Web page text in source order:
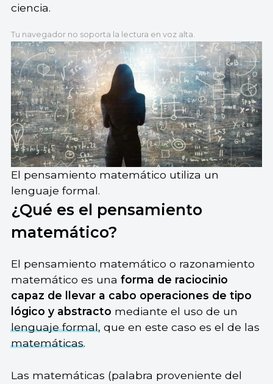
ciencia.
Tu navegador no soporta la lectura en voz alta.
El pensamiento matemático utiliza un
lenguaje formal.
¿Qué es el pensamiento
matemático?
El pensamiento matemático o razonamiento
matemático es una forma de raciocinio
capaz de llevar a cabo operaciones de tipo
lógico y abstracto mediante el uso de un
lenguaje formal, que en este caso es el de las
matemáticas.
Las matemáticas (palabra proveniente del